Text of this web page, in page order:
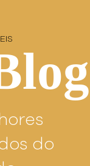
do